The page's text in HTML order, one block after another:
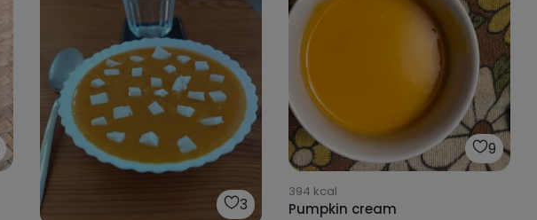
3
9
394 kcal
Pumpkin cream